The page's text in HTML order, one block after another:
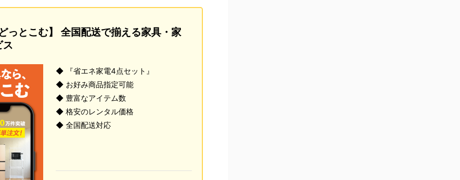
とこむ】 全国配送で揃える家具・家
ス
◆ 『省エネ家電4点セット』
◆ お好み商品指定可能
◆ 豊富なアイテム数
◆ 格安のレンタル価格
◆ 全国配送対応